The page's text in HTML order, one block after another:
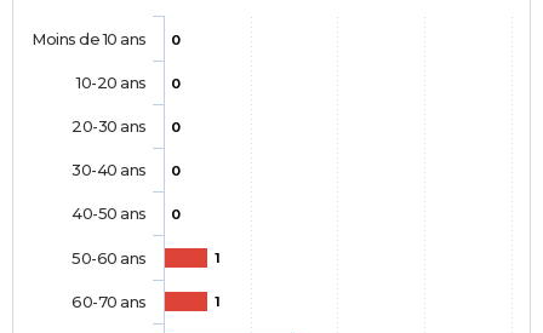
0
0
0
0
0
1
1
Moins de 10 ans
10-20 ans
20-30 ans
30-40 ans
40-50 ans
50-60 ans
60-70 ans